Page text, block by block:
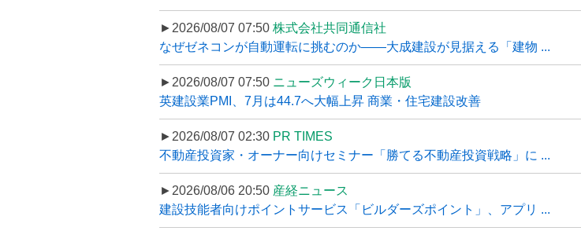
►2026/08/07 07:50 株式会社共同通信社
なぜゼネコンが自動運転に挑むのか――大成建設が見据える「建物 ...
►2026/08/07 07:50 ニューズウィーク日本版
英建設業PMI、7月は44.7へ大幅上昇 商業・住宅建設改善
►2026/08/07 02:30 PR TIMES
不動産投資家・オーナー向けセミナー「勝てる不動産投資戦略」に ...
►2026/08/06 20:50 産経ニュース
建設技能者向けポイントサービス「ビルダーズポイント」、アプリ ...